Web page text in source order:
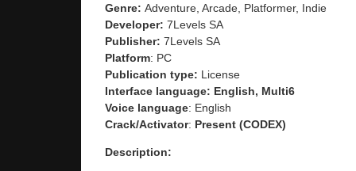
Genre: Adventure, Arcade, Platformer, Indie
Developer: 7Levels SA
Publisher: 7Levels SA
Platform: PC
Publication type: License
Interface language: English, Multi6
Voice language: English
Crack/Activator: Present (CODEX)
Description: